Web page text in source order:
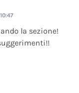
la sezione!